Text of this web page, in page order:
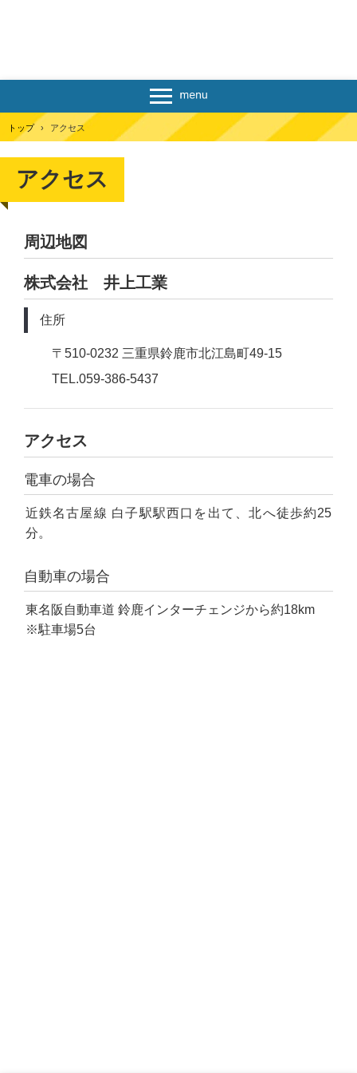
トップ › アクセス
アクセス
周辺地図
株式会社 井上工業
住所
〒510-0232 三重県鈴鹿市北江島町49-15
TEL.059-386-5437
アクセス
電車の場合
近鉄名古屋線 白子駅駅西口を出て、北へ徒歩約25
分。
自動車の場合
東名阪自動車道 鈴鹿インターチェンジから約18km
※駐車場5台